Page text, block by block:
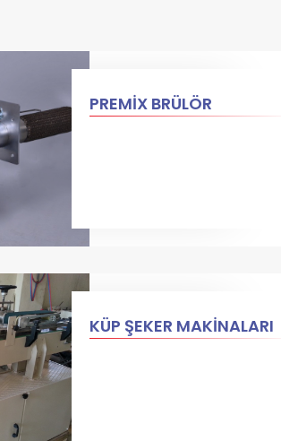
PREMİX BRÜLÖR
KÜP ŞEKER MAKİNALARI